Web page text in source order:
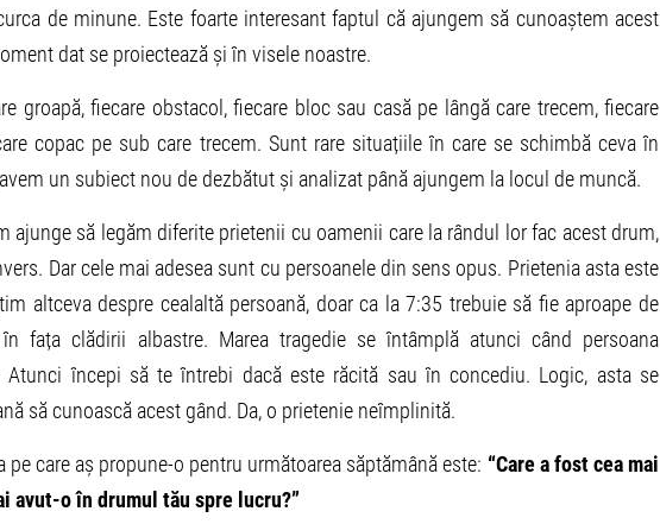
de minune. Este foarte interesant faptul că ajungem să cunoaștem acest
dat se proiectează și în visele noastre.
groapă, fiecare obstacol, fiecare bloc sau casă pe lângă care trecem, fiecare
copac pe sub care trecem. Sunt rare situațiile în care se schimbă ceva în
un subiect nou de dezbătut și analizat până ajungem la locul de muncă.
ajunge să legăm diferite prietenii cu oamenii care la rândul lor fac acest drum,
Dar cele mai adesea sunt cu persoanele din sens opus. Prietenia asta este
altceva despre cealaltă persoană, doar ca la 7:35 trebuie să fie aproape de
fața clădirii albastre. Marea tragedie se întâmplă atunci când persoana
începi să te întrebi dacă este răcită sau în concediu. Logic, asta se
să cunoască acest gând. Da, o prietenie neîmplinită.
pe care aș propune-o pentru următoarea săptămână este: “Care a fost cea mai
avut-o în drumul tău spre lucru?”